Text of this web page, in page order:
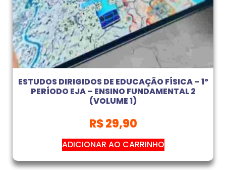
ESTUDOS DIRIGIDOS DE EDUCAÇÃO FÍSICA – 1º
PERÍODO EJA – ENSINO FUNDAMENTAL 2
(VOLUME 1)
R$29,90
ADICIONAR AO CARRINHO